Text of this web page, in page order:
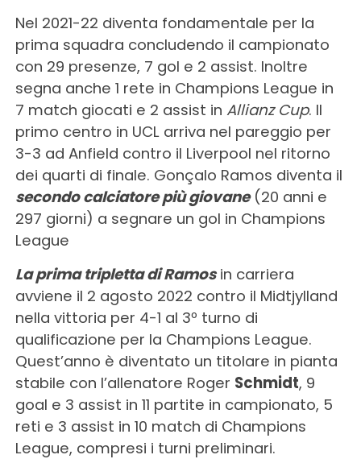
Nel 2021-22 diventa fondamentale per la
prima squadra concludendo il campionato
con 29 presenze, 7 gol e 2 assist. Inoltre
segna anche 1 rete in Champions League in
7 match giocati e 2 assist in Allianz Cup. Il
primo centro in UCL arriva nel pareggio per
3-3 ad Anfield contro il Liverpool nel ritorno
dei quarti di finale. Gonçalo Ramos diventa il
secondo calciatore più giovane(20 anni e
297 giorni) a segnare un gol in Champions
League
La prima tripletta di Ramosin carriera
avviene il 2 agosto 2022 contro il Midtjylland
nella vittoria per 4-1 al 3º turno di
qualificazione per la Champions League.
Quest’anno è diventato un titolare in pianta
stabile con l’allenatore Roger Schmidt, 9
goal e 3 assist in 11 partite in campionato, 5
reti e 3 assist in 10 match di Champions
League, compresi i turni preliminari.